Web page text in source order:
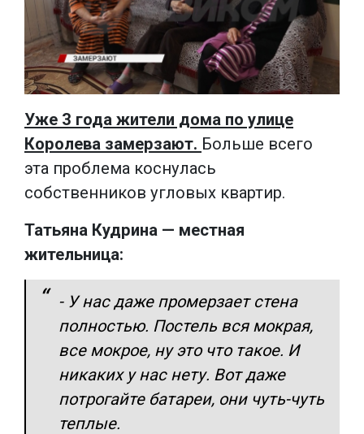
Уже 3 года жители дома по улице
Королева замерзают. Больше всего
эта проблема коснулась
собственников угловых квартир.
Татьяна Кудрина — местная
жительница:
- У нас даже промерзает стена
полностью. Постель вся мокрая,
все мокрое, ну это что такое. И
никаких у нас нету. Вот даже
потрогайте батареи, они чуть-чуть
теплые.